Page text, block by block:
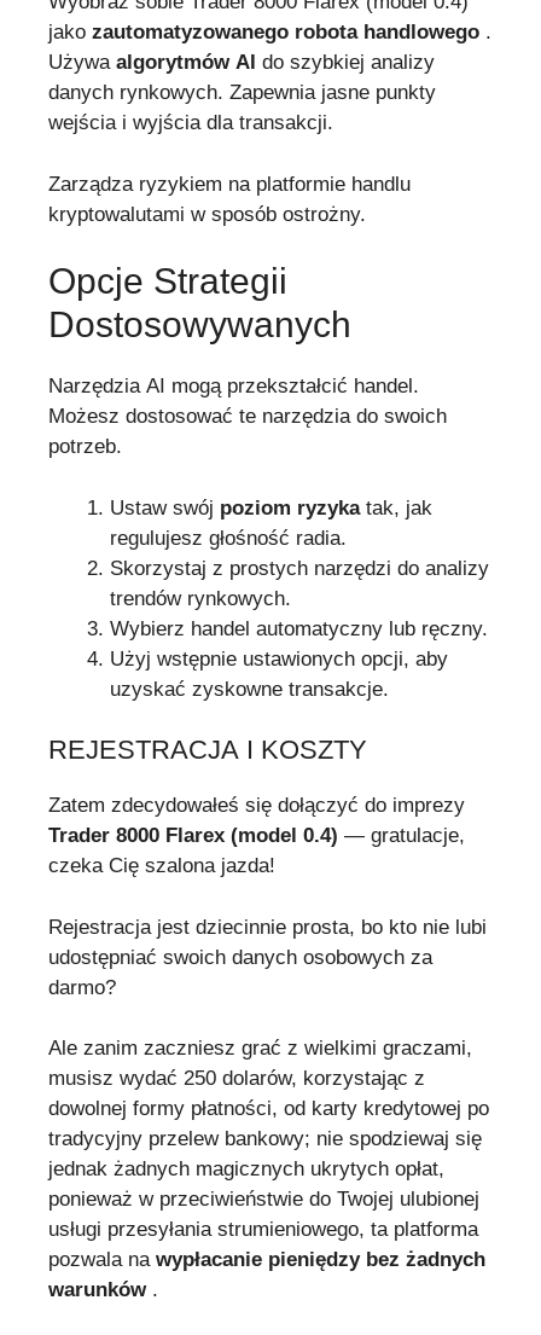
jako zautomatyzowanego robota handlowego .
Używa algorytmów AI do szybkiej analizy
danych rynkowych. Zapewnia jasne punkty
wejścia i wyjścia dla transakcji.
Zarządza ryzykiem na platformie handlu
kryptowalutami w sposób ostrożny.
Opcje Strategii
Dostosowywanych
Narzędzia AI mogą przekształcić handel.
Możesz dostosować te narzędzia do swoich
potrzeb.
Ustaw swój poziom ryzykatak, jak
regulujesz głośność radia.
Skorzystaj z prostych narzędzi do analizy
trendów rynkowych.
Wybierz handel automatyczny lub ręczny.
Użyj wstępnie ustawionych opcji, aby
uzyskać zyskowne transakcje.
REJESTRACJA I KOSZTY
Zatem zdecydowałeś się dołączyć do imprezy
Trader 8000 Flarex (model 0.4) — gratulacje,
czeka Cię szalona jazda!
Rejestracja jest dziecinnie prosta, bo kto nie lubi
udostępniać swoich danych osobowych za
darmo?
Ale zanim zaczniesz grać z wielkimi graczami,
musisz wydać 250 dolarów, korzystając z
dowolnej formy płatności, od karty kredytowej po
tradycyjny przelew bankowy; nie spodziewaj się
jednak żadnych magicznych ukrytych opłat,
ponieważ w przeciwieństwie do Twojej ulubionej
usługi przesyłania strumieniowego, ta platforma
pozwala na wypłacanie pieniędzy bez żadnych
warunków.